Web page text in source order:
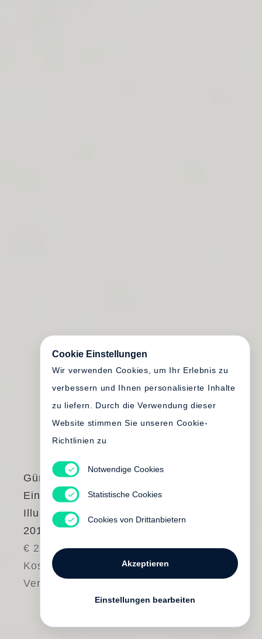
Günter Grass
Ein weites Feld.
Illustrierte Ausgabe
2019
€ 28.00
Kostenloser
Versand
Cookie Einstellungen
Wir verwenden Cookies, um Ihr Erlebnis zu
verbessern und Ihnen personalisierte Inhalte
zu liefern. Durch die Verwendung dieser
Website stimmen Sie unseren Cookie-
Richtlinien zu
Notwendige Cookies
Statistische Cookies
Cookies von Drittanbietern
Akzeptieren
Einstellungen bearbeiten